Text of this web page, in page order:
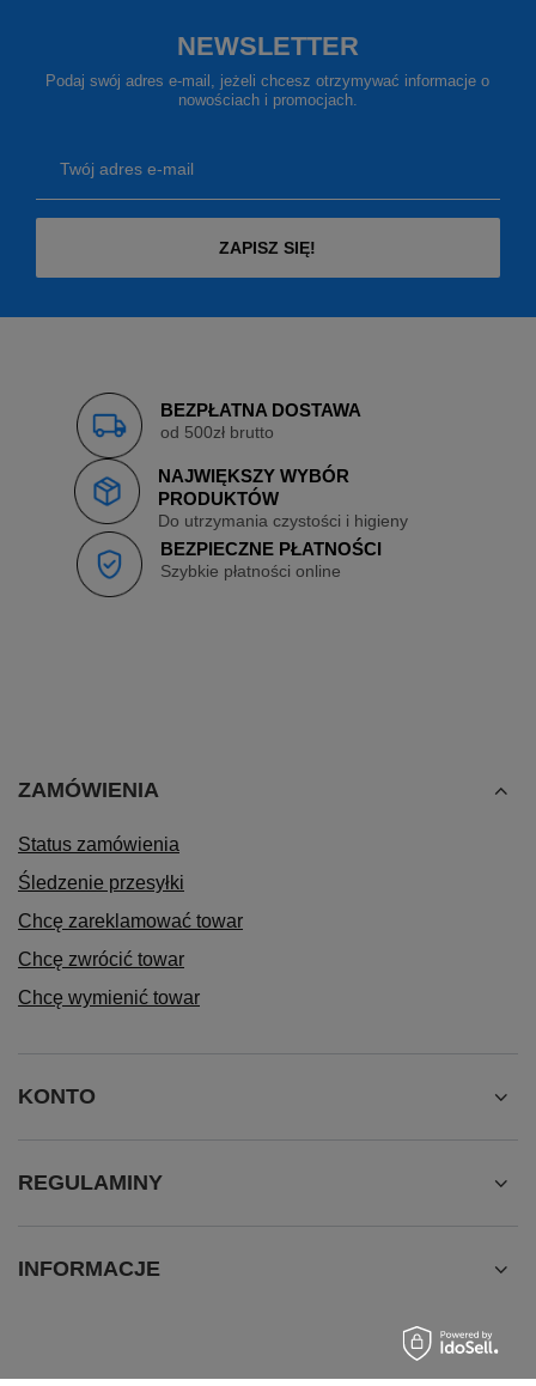
NEWSLETTER
Podaj swój adres e-mail, jeżeli chcesz otrzymywać informacje o
nowościach i promocjach.
Twój adres e-mail
ZAPISZ SIĘ!
BEZPŁATNA DOSTAWA
od 500zł brutto
NAJWIĘKSZY WYBÓR
PRODUKTÓW
Do utrzymania czystości i higieny
BEZPIECZNE PŁATNOŚCI
Szybkie płatności online
ZAMÓWIENIA
Status zamówienia
Śledzenie przesyłki
Chcę zareklamować towar
Chcę zwrócić towar
Chcę wymienić towar
KONTO
REGULAMINY
INFORMACJE